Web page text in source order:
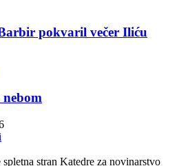
pokvaril večer Iliću
stran Katedre za novinarstvo